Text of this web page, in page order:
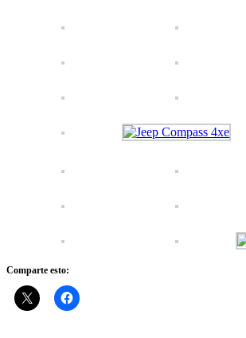
Comparte esto: